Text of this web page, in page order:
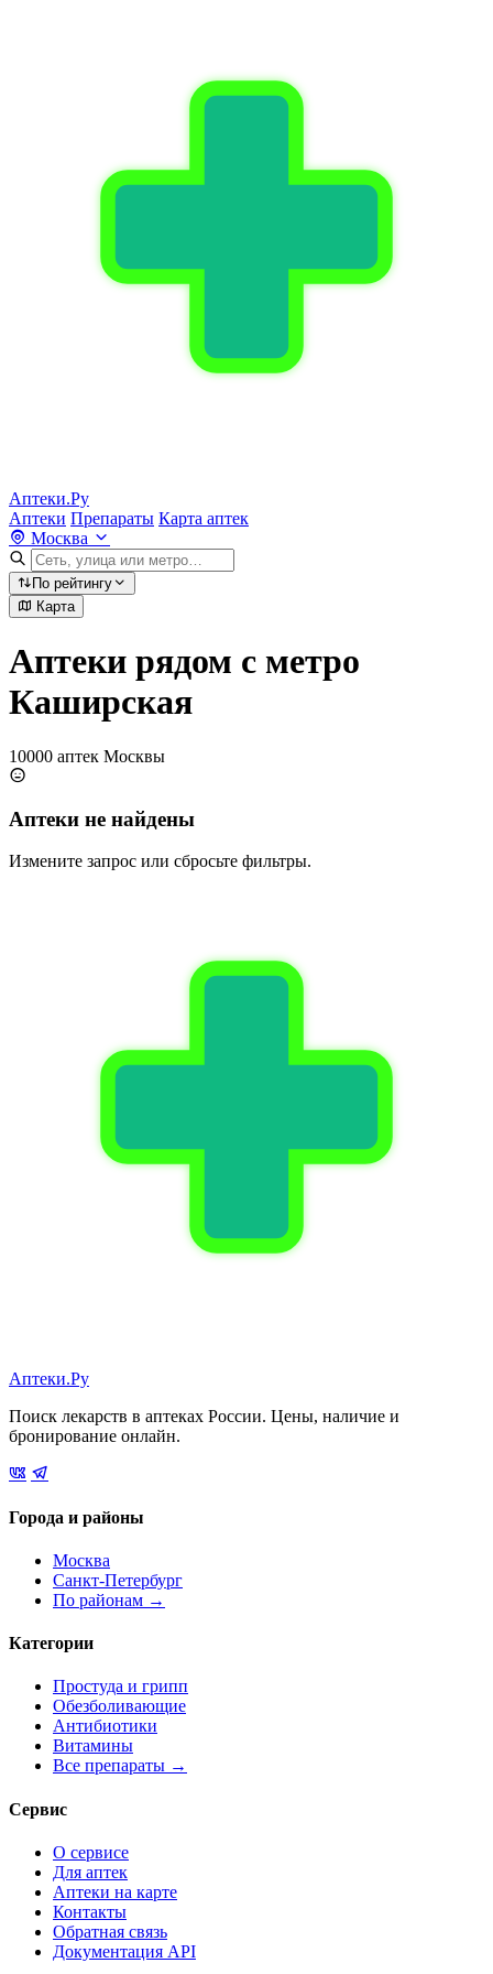
Аптеки.Ру
Аптеки Препараты Карта аптек
Москва
По рейтингу
Карта
Аптеки рядом с метро
Каширская
10000 аптек Москвы
Аптеки не найдены
Измените запрос или сбросьте фильтры.
Аптеки.Ру
Поиск лекарств в аптеках России. Цены, наличие и
бронирование онлайн.
Города и районы
Москва
Санкт-Петербург
По районам →
Категории
Простуда и грипп
Обезболивающие
Антибиотики
Витамины
Все препараты →
Сервис
О сервисе
Для аптек
Аптеки на карте
Контакты
Обратная связь
Документация API